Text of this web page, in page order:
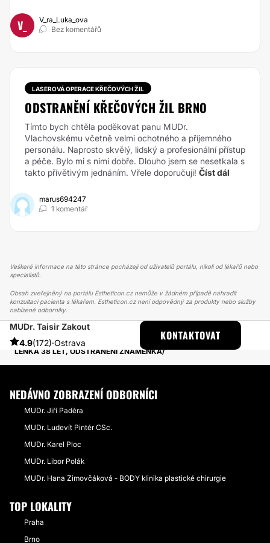
V_
V_ra_Luka_ova
Bez komentářů
LASEROVÁ OPERACE KŘEČOVÝCH ŽIL
ODSTRANĚNÍ KŘEČOVÝCH ŽIL BRNO
Tímto bych chtěla poděkovat panu MUDr.
Vlachovskému včetně velmi ochotného a příjemného
personálu. Naprosto skvělý, lidský a profesionální přístup
a péče. Bylo mi s nimi dobře. Dlouho jsem se nesetkala s
takto přívětivým jednáním. Vřele doporučuji! Číst dál
marus694247
1 komentář
Veškeré informace na této stránce pocházejí od uživatelů portálu, nikoli od lékařů nebo
specialistů.
Obsah zveřejněný na portálu Estheticon.cz nemůže v žádném případě nahradit
konzultaci pacienta s lékařem. Estheticon.cz není odpovědný za produkty nebo služby
nabízené odborníky.
MUDr. Taisir Zakout
4.9(172)·Ostrava
KONTAKTOVAT
ESTHETICON
PŘÍBĚHY
PŘÍBĚHY TÝKAJÍCÍ SE ZÁKROKU ODSTRANĚNÍ ZNAMÉNEK
LENKA 38 LET, ODSTRANĚNÍ​ ZNAMÉNKA
NEDÁVNO ZOBRAZENÍ ODBORNÍCI
MUDr. Jiří Paděra
MUDr. Ludevít Pintér CSc.
MUDr. Karel Ploc
MUDr. Libor Polák
MUDr. Hana Zimovčáková - BODY klinika plastické chirurgie
TOP LOKALITY
Praha
Brno